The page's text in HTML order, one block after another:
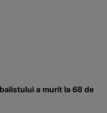
a murit la 68 de